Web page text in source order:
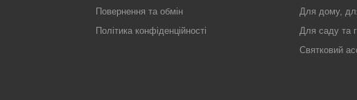
Повернення та обмін
Політика конфіденційності
Для дому,
Для саду та
Святковий